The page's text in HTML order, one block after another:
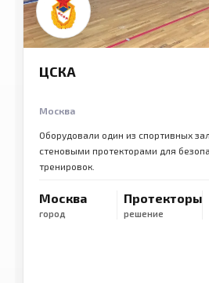
ЦСКА
Москва
Оборудовали один из спортивных
стеновыми протекторами для
тренировок.
Москва
город
Протекторы
решение